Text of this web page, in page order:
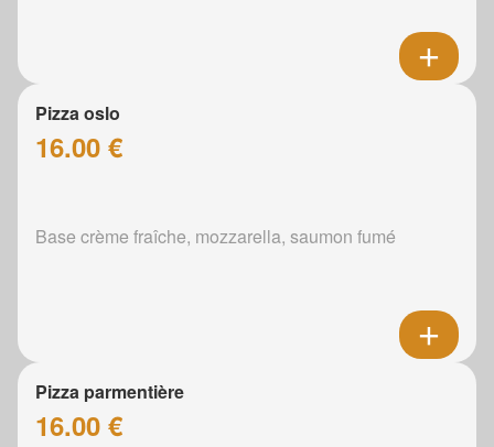
Pizza oslo
16.00 €
Base crème fraîche, mozzarella, saumon fumé
Pizza parmentière
16.00 €